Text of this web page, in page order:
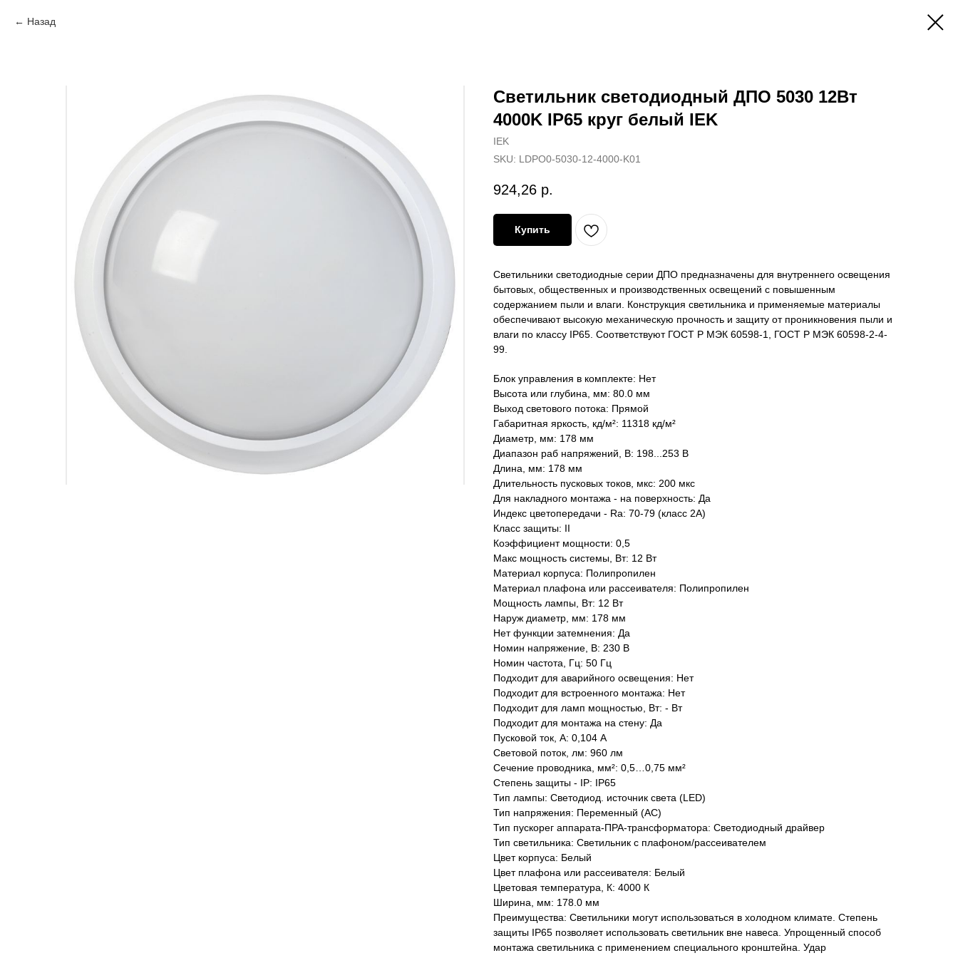
Назад
Светильник светодиодный ДПО 5030 12Вт
4000K IP65 круг белый IEK
IEK
SKU: LDPO0-5030-12-4000-K01
924,26 р.
Купить
Светильники светодиодные серии ДПО предназначены для внутреннего освещения
бытовых, общественных и производственных освещений с повышенным
содержанием пыли и влаги. Конструкция светильника и применяемые материалы
обеспечивают высокую механическую прочность и защиту от проникновения пыли и
влаги по классу IP65. Соответствуют ГОСТ Р МЭК 60598-1, ГОСТ Р МЭК 60598-2-4-
99.
Блок управления в комплекте: Нет
Высота или глубина, мм: 80.0 мм
Выход светового потока: Прямой
Габаритная яркость, кд/м²: 11318 кд/м²
Диаметр, мм: 178 мм
Диапазон раб напряжений, В: 198...253 В
Длина, мм: 178 мм
Длительность пусковых токов, мкс: 200 мкс
Для накладного монтажа - на поверхность: Да
Индекс цветопередачи - Ra: 70-79 (класс 2A)
Класс защиты: II
Коэффициент мощности: 0,5
Макс мощность системы, Вт: 12 Вт
Материал корпуса: Полипропилен
Материал плафона или рассеивателя: Полипропилен
Мощность лампы, Вт: 12 Вт
Наруж диаметр, мм: 178 мм
Нет функции затемнения: Да
Номин напряжение, В: 230 В
Номин частота, Гц: 50 Гц
Подходит для аварийного освещения: Нет
Подходит для встроенного монтажа: Нет
Подходит для ламп мощностью, Вт: - Вт
Подходит для монтажа на стену: Да
Пусковой ток, А: 0,104 А
Световой поток, лм: 960 лм
Сечение проводника, мм²: 0,5…0,75 мм²
Степень защиты - IP: IP65
Тип лампы: Светодиод. источник света (LED)
Тип напряжения: Переменный (AC)
Тип пускорег аппарата-ПРА-трансформатора: Светодиодный драйвер
Тип светильника: Светильник с плафоном/рассеивателем
Цвет корпуса: Белый
Цвет плафона или рассеивателя: Белый
Цветовая температура, К: 4000 К
Ширина, мм: 178.0 мм
Преимущества: Светильники могут использоваться в холодном климате. Степень
защиты IP65 позволяет использовать светильник вне навеса. Упрощенный способ
монтажа светильника с применением специального кронштейна. Удар